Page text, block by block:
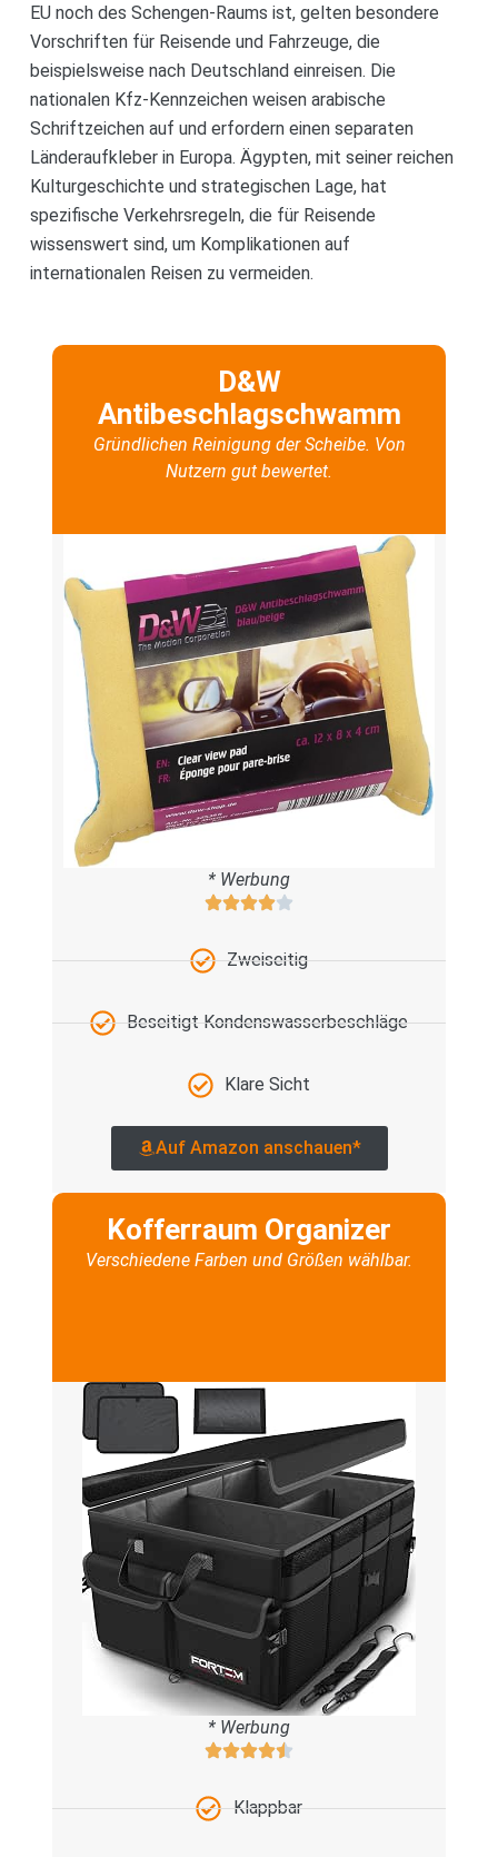
EU noch des Schengen-Raums ist, gelten besondere
Vorschriften für Reisende und Fahrzeuge, die
beispielsweise nach Deutschland einreisen. Die
nationalen Kfz-Kennzeichen weisen arabische
Schriftzeichen auf und erfordern einen separaten
Länderaufkleber in Europa. Ägypten, mit seiner reichen
Kulturgeschichte und strategischen Lage, hat
spezifische Verkehrsregeln, die für Reisende
wissenswert sind, um Komplikationen auf
internationalen Reisen zu vermeiden.
D&W
Antibeschlagschwamm
Gründlichen Reinigung der Scheibe. Von
Nutzern gut bewertet.
* Werbung
Zweiseitig
Beseitigt Kondenswasserbeschläge
Klare Sicht
Auf Amazon anschauen*
Kofferraum Organizer
Verschiedene Farben und Größen wählbar.
* Werbung
Klappbar